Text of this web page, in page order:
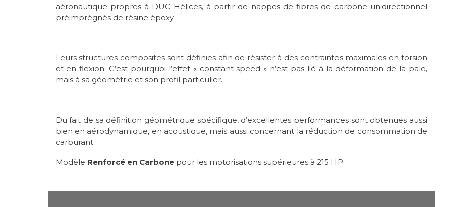
aéronautique propres à DUC Hélices, à partir de nappes de fibres de carbone unidirectionnel
préimprégnés de résine époxy.
Leurs structures composites sont définies afin de résister à des contraintes maximales en torsion
et en flexion. C’est pourquoi l’effet « constant speed » n’est pas lié à la déformation de la pale,
mais à sa géométrie et son profil particulier.
Du fait de sa définition géométrique spécifique, d’excellentes performances sont obtenues aussi
bien en aérodynamique, en acoustique, mais aussi concernant la réduction de consommation de
carburant.
Modèle Renforcé en Carbonepour les motorisations supérieures à 215 HP.